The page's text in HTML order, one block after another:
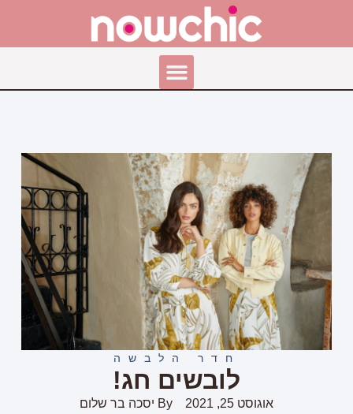
חדר הלבשה
לובשים חג!
אוגוסט 25, 2021 By יסכה בר שלום